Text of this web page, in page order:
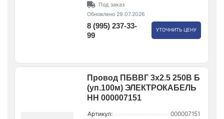
Под заказ
Обновлено 29.07.2026
8 (995) 237-33-
99
УТОЧНИТЬ ЦЕНУ
Провод ПБВВГ 3х2.5 250В Б
(уп.100м) ЭЛЕКТРОКАБЕЛЬ
НН 000007151
Артикул:
000007151